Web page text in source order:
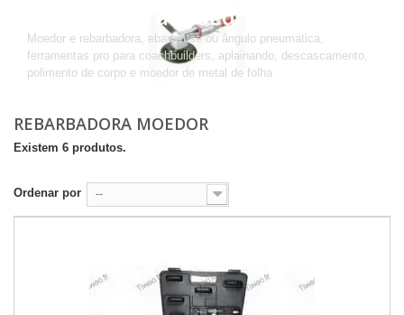
Rebarbadora moedor
Moedor e rebarbadora, ebarbeuse ou ângulo pneumática,
ferramentas pro para coachbuilders, aplainando, descascamento,
polimento de corpo e moedor de metal de folha
REBARBADORA MOEDOR
Existem 6 produtos.
Ordenar por --